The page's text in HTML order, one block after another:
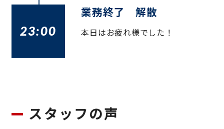
23:00
業務終了 解散
本日はお疲れ様でした！
スタッフの声